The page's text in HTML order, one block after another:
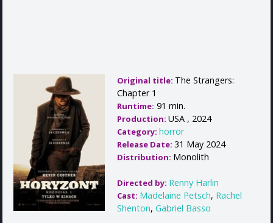
Original title: The Strangers:
Chapter 1
Runtime: 91 min.
Production: USA , 2024
Category: horror
Release Date: 31 May 2024
Distribution: Monolith
Directed by: Renny Harlin
Cast: Madelaine Petsch, Rachel
Shenton, Gabriel Basso